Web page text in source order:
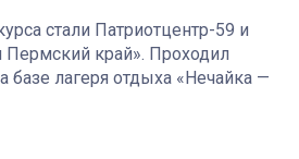
стали Патриотцентр-59 и
край». Проходил
базе лагеря отдыха «Нечайка —